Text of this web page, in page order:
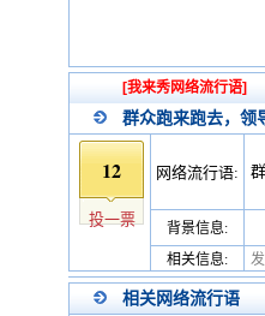
[我来秀网络流行语]
群众跑来跑去，领
12
投一票
网络流行语:
背景信息:
相关信息:
相关网络流行语